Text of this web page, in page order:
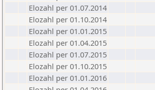
Elozahl per 01.07.2014
Elozahl per 01.10.2014
Elozahl per 01.01.2015
Elozahl per 01.04.2015
Elozahl per 01.07.2015
Elozahl per 01.10.2015
Elozahl per 01.01.2016